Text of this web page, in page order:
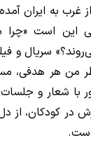
غرب به ایران
این است «چرا
سریال و
من هر هدفی،
با شعار و
در کودکان، از